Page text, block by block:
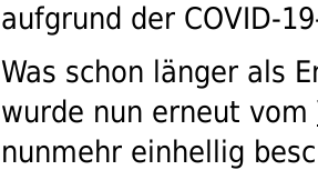
aufgrund der COVID-19
Was schon länger als
wurde nun erneut vom
nunmehr einhellig